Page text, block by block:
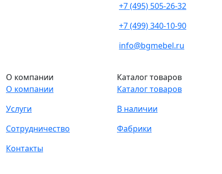
+7 (495) 505-26-32
+7 (499) 340-10-90
info@bgmebel.ru
О компании
О компании
Услуги
Сотрудничество
Контакты
Каталог товаров
Каталог товаров
В наличии
Фабрики